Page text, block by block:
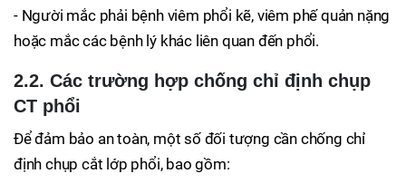
- Người mắc phải bệnh viêm phổi kẽ, viêm phế quản nặng
hoặc mắc các bệnh lý khác liên quan đến phổi.
2.2. Các trường hợp chống chỉ định chụp
CT phổi
Để đảm bảo an toàn, một số đối tượng cần chống chỉ
định chụp cắt lớp phổi, bao gồm: